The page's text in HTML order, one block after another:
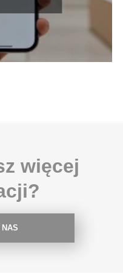
więcej